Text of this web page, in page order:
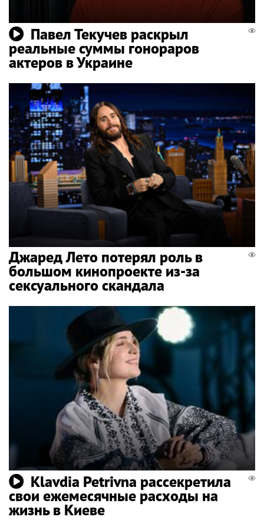
Павел Текучев раскрыл
реальные суммы гонораров
актеров в Украине
Джаред Лето потерял роль в
большом кинопроекте из-за
сексуального скандала
Klavdia Petrivna рассекретила
свои ежемесячные расходы на
жизнь в Киеве